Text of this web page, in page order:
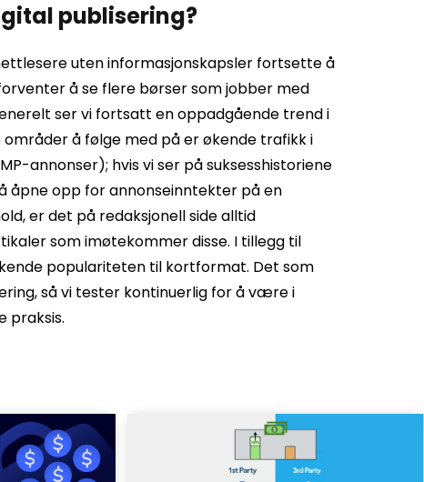
publisering?
uten informasjonskapsler fortsette å
å se flere børser som jobber med
ser vi fortsatt en oppadgående trend i
å følge med på er økende trafikk i
annonser); hvis vi ser på suksesshistoriene
åpne opp for annonseinntekter på en
er det på redaksjonell side alltid
som imøtekommer disse. I tillegg til
populariteten til kortformat. Det som
så vi tester kontinuerlig for å være i
praksis.